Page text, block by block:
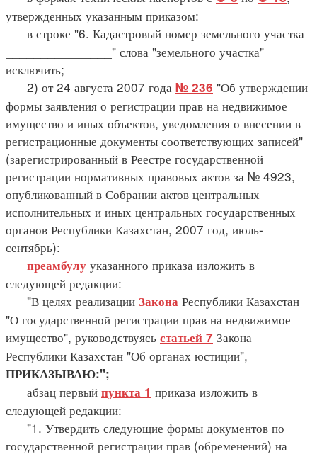
утвержденных указанным приказом:
в строке "6. Кадастровый номер земельного участка
_______________" слова "земельного участка"
исключить;
2) от 24 августа 2007 года № 236 "Об утверждении
формы заявления о регистрации прав на недвижимое
имущество и иных объектов, уведомления о внесении в
регистрационные документы соответствующих записей"
(зарегистрированный в Реестре государственной
регистрации нормативных правовых актов за № 4923,
опубликованный в Собрании актов центральных
исполнительных и иных центральных государственных
органов Республики Казахстан, 2007 год, июль-
сентябрь):
преамбулу указанного приказа изложить в
следующей редакции:
"В целях реализации Закона Республики Казахстан
"О государственной регистрации прав на недвижимое
имущество", руководствуясь статьей 7 Закона
Республики Казахстан "Об органах юстиции",
ПРИКАЗЫВАЮ:";
абзац первый пункта 1 приказа изложить в
следующей редакции:
"1. Утвердить следующие формы документов по
государственной регистрации прав (обременений) на